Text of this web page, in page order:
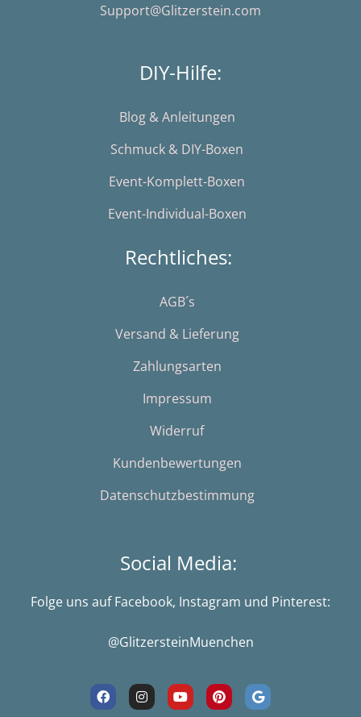
Support@Glitzerstein.com
DIY-Hilfe:
Blog & Anleitungen
Schmuck & DIY-Boxen
Event-Komplett-Boxen
Event-Individual-Boxen
Rechtliches:
AGB´s
Versand & Lieferung
Zahlungsarten
Impressum
Widerruf
Kundenbewertungen
Datenschutzbestimmung
Social Media:
Folge uns auf Facebook, Instagram und Pinterest:
@GlitzersteinMuenchen
F
a
I
n
Y
o
P
i
G
o